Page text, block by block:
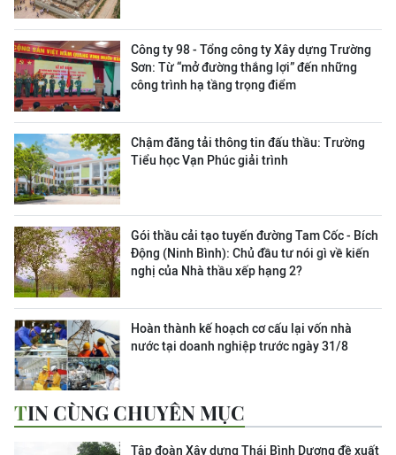
Công ty 98 - Tổng công ty Xây dựng Trường
Sơn: Từ “mở đường thắng lợi” đến những
công trình hạ tầng trọng điểm
Chậm đăng tải thông tin đấu thầu: Trường
Tiểu học Vạn Phúc giải trình
Gói thầu cải tạo tuyến đường Tam Cốc - Bích
Động (Ninh Bình): Chủ đầu tư nói gì về kiến
nghị của Nhà thầu xếp hạng 2?
Hoàn thành kế hoạch cơ cấu lại vốn nhà
nước tại doanh nghiệp trước ngày 31/8
TIN CÙNG CHUYÊN MỤC
Tập đoàn Xây dựng Thái Bình Dương đề xuất